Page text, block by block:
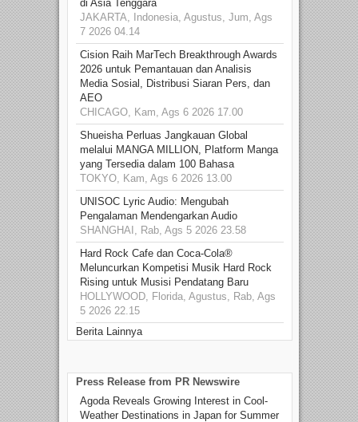
di Asia Tenggara
JAKARTA, Indonesia, Agustus, Jum, Ags
7 2026 04.14
Cision Raih MarTech Breakthrough Awards
2026 untuk Pemantauan dan Analisis
Media Sosial, Distribusi Siaran Pers, dan
AEO
CHICAGO, Kam, Ags 6 2026 17.00
Shueisha Perluas Jangkauan Global
melalui MANGA MILLION, Platform Manga
yang Tersedia dalam 100 Bahasa
TOKYO, Kam, Ags 6 2026 13.00
UNISOC Lyric Audio: Mengubah
Pengalaman Mendengarkan Audio
SHANGHAI, Rab, Ags 5 2026 23.58
Hard Rock Cafe dan Coca-Cola®
Meluncurkan Kompetisi Musik Hard Rock
Rising untuk Musisi Pendatang Baru
HOLLYWOOD, Florida, Agustus, Rab, Ags
5 2026 22.15
Berita Lainnya
Press Release from PR Newswire
Agoda Reveals Growing Interest in Cool-
Weather Destinations in Japan for Summer